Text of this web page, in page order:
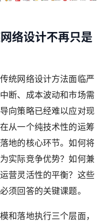
络设计不再只是
统网络设计方法面临严
断、成本波动和市场需
向策略已经难以应对现
从一个纯技术性的运筹
地的核心环节。如何将
实际竞争优势？如何兼
营灵活性的平衡？这些
须回答的关键课题。
和落地执行三个层面，